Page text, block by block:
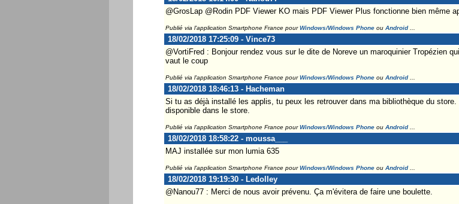
@GrosLap @Rodin PDF Viewer KO mais PDF Viewer Plus fonctionne bien même
Publié via l'application Smartphone France pourWindows/Windows Phoneou Android...
18/02/2018 17:25:09 - Vince73
@VortiFred : Bonjour rendez vous sur le dite de Noreve un maroquinier Tropézien
vaut le coup
Publié via l'application Smartphone France pourWindows/Windows Phoneou Android...
18/02/2018 18:46:13 - Hacheman
Si tu as déjà installé les applis, tu peux les retrouver dans ma bibliothèque du
disponible dans le store.
Publié via l'application Smartphone France pourWindows/Windows Phoneou Android...
18/02/2018 18:58:22 - moussa___
MAJ installée sur mon lumia 635
Publié via l'application Smartphone France pourWindows/Windows Phoneou Android...
18/02/2018 19:19:30 - Ledolley
@Nanou77 : Merci de nous avoir prévenu. Ça m'évitera de faire une boulette.